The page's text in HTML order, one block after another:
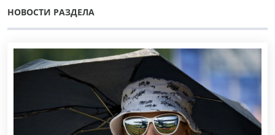
НОВОСТИ РАЗДЕЛА